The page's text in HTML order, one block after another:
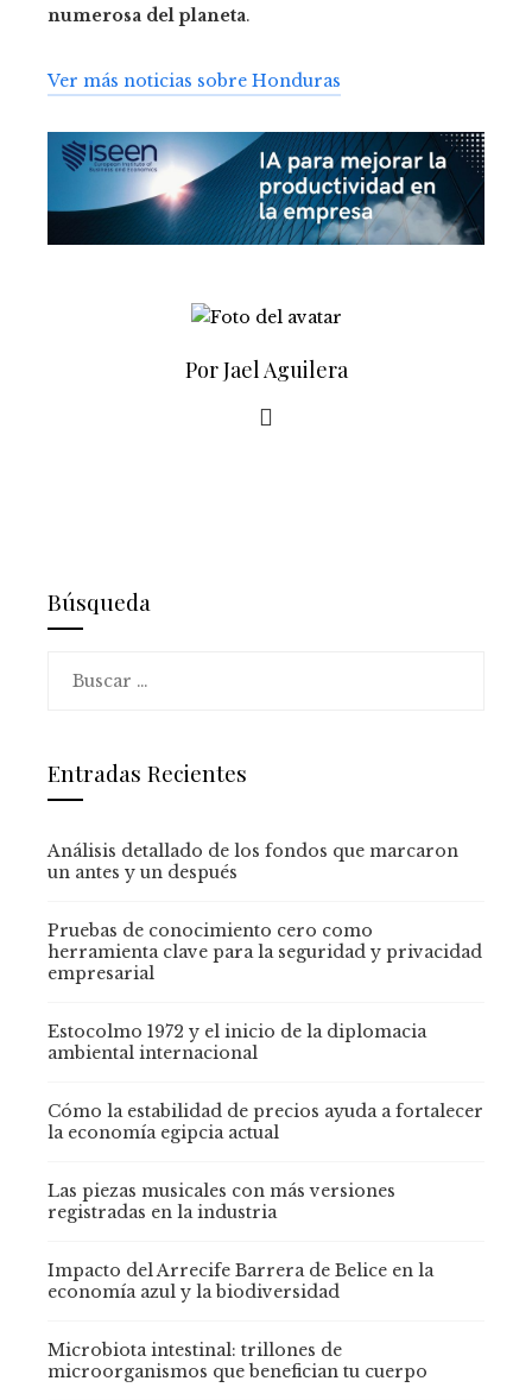
numerosa del planeta.
Ver más noticias sobre Honduras
Por Jael Aguilera
Búsqueda
Entradas Recientes
Análisis detallado de los fondos que marcaron
un antes y un después
Pruebas de conocimiento cero como
herramienta clave para la seguridad y privacidad
empresarial
Estocolmo 1972 y el inicio de la diplomacia
ambiental internacional
Cómo la estabilidad de precios ayuda a fortalecer
la economía egipcia actual
Las piezas musicales con más versiones
registradas en la industria
Impacto del Arrecife Barrera de Belice en la
economía azul y la biodiversidad
Microbiota intestinal: trillones de
microorganismos que benefician tu cuerpo